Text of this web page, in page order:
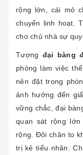
rộng lớn, cái mỏ
chuyển linh hoạt.
cho chủ nhà sự
Tượng đại bàng
phòng làm việc
nên đặt trong
ảnh hưởng đến
vững chắc, đại
quan sát rộng
rộng. Đôi chân to
trị kẻ tiểu nhân.